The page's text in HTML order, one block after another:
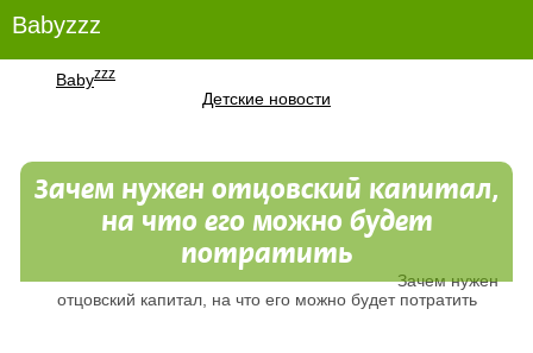
Babyzzz
Babyzzz
Детские новости
Зачем нужен
отцовский капитал, на что его можно будет потратить
Зачем нужен отцовский капитал,
на что его можно будет
потратить